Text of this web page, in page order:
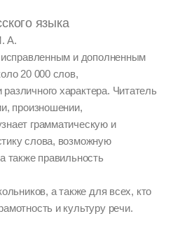
языка
А.
и дополненным
20 000 слов,
характера. Читатель
произношении,
грамматическую и
слова, возможную
также правильность
а также для всех, кто
и культуру речи.